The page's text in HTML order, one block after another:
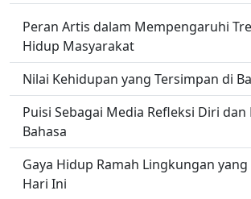
Peran Artis dalam Mempengaruhi
Hidup Masyarakat
Nilai Kehidupan yang Tersimpan di
Puisi Sebagai Media Refleksi Diri dan
Bahasa
Gaya Hidup Ramah Lingkungan
Hari Ini